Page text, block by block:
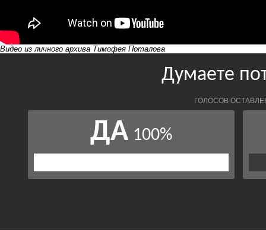
Видео из личного архива Тимофея Поталова